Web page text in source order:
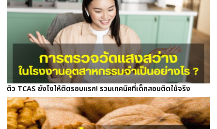
ติว TCAS ยังไงให้ติดรอบแรก! รวมเทคนิคที่เด็กสอบติดใช้จริง